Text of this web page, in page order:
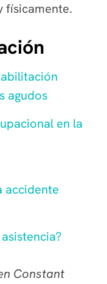
físicamente.
agudos
en la
accidente
Constant